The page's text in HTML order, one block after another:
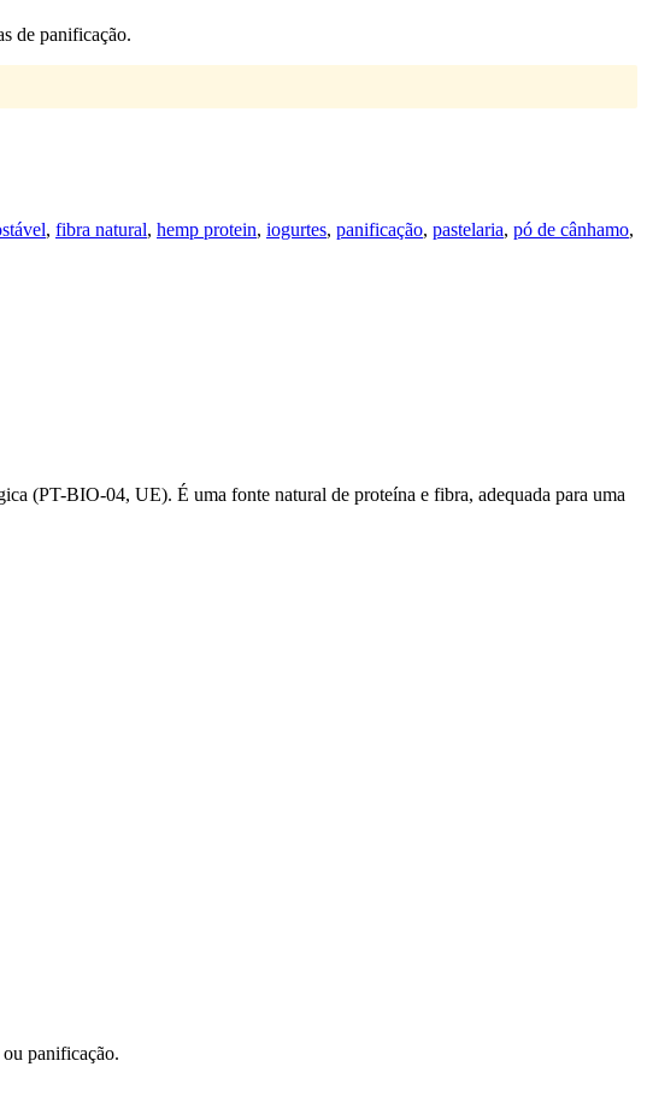
de panificação.
, fibra natural, hemp protein, iogurtes, panificação, pastelaria, pó de cânhamo,
(PT-BIO-04, UE). É uma fonte natural de proteína e fibra, adequada para uma
panificação.